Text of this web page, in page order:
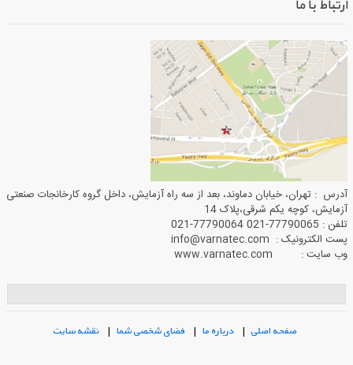
ارتباط با ما
آدرس : تهران، خیابان دماوند، بعد از سه راه آزمایش، داخل گروه کارخانجات صنعتی
آزمایش، کوچه یکم شرقی،پلاک 14
تلفن : 77790065-021 77790064-021
پست الکترونیک : info@varnatec.com
وب سایت : www.varnatec.com
صفحه اصلی| درباره ما| فضای شخصی شما| نقشه سایت